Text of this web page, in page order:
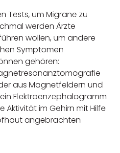
Tests, um Migräne zu
werden Ärzte
wollen, um andere
Symptomen
gehören:
aus Magnetfeldern und
Elektroenzephalogramm
Aktivität im Gehirn mit Hilfe
angebrachten